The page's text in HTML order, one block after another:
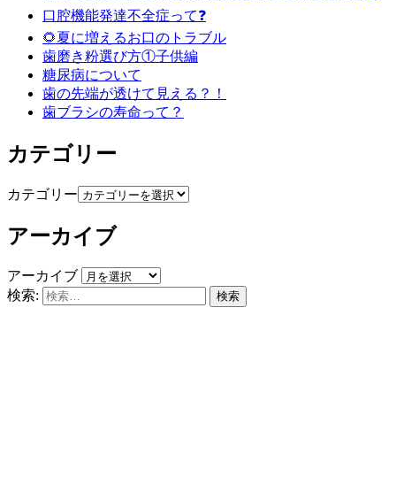
口腔機能発達不全症って❓
🌻夏に増えるお口のトラブル
歯磨き粉選び方①子供編
糖尿病について
歯の先端が透けて見える？！
歯ブラシの寿命って？
カテゴリー
カテゴリー
アーカイブ
アーカイブ
検索: